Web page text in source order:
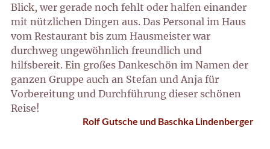
Blick, wer gerade noch fehlt oder halfen einander
mit nützlichen Dingen aus. Das Personal im Haus
vom Restaurant bis zum Hausmeister war
durchweg ungewöhnlich freundlich und
hilfsbereit. Ein großes Dankeschön im Namen der
ganzen Gruppe auch an Stefan und Anja für
Vorbereitung und Durchführung dieser schönen
Reise!
Rolf Gutsche und Baschka Lindenberger